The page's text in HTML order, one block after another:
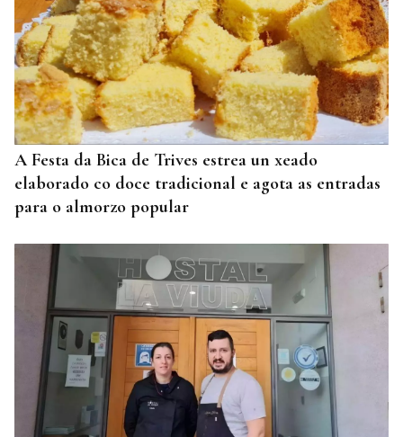
A Festa da Bica de Trives estrea un xeado
elaborado co doce tradicional e agota as entradas
para o almorzo popular